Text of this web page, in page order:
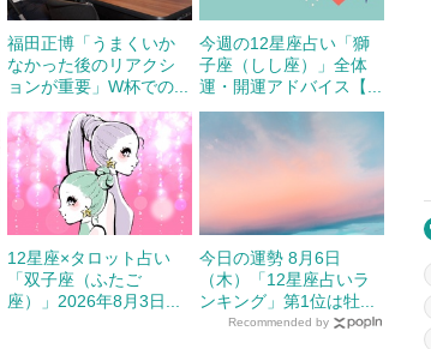
福田正博「うまくいか
なかった後のリアクシ
ョンが重要」W杯での...
今週の12星座占い「獅
子座（しし座）」全体
運・開運アドバイス【...
12星座×タロット占い
「双子座（ふたご
座）」2026年8月3日...
今日の運勢 8月6日
（木）「12星座占いラ
ンキング」第1位は牡...
Recommended by